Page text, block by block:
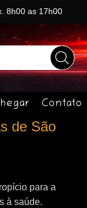
8h00 as 17h00
Contato
de São
para a
à saúde.